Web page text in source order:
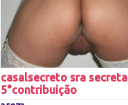
casalsecreto sra secreta
5°contribuição